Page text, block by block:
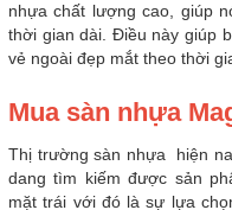
nhựa chất lượng cao, giúp
thời gian dài. Điều này giúp
vẻ ngoài đẹp mắt theo thời
Mua sàn nhựa
Thị trường sàn nhựa hiện
dang tìm kiếm được sản
mặt trái với đó là sự lựa